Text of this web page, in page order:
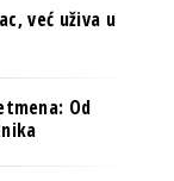
već uživa u
Od